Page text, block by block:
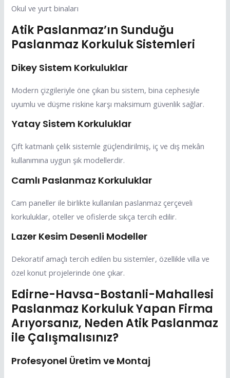
Okul ve yurt binaları
Atik Paslanmaz’ın Sunduğu
Paslanmaz Korkuluk Sistemleri
Dikey Sistem Korkuluklar
Modern çizgileriyle öne çıkan bu sistem, bina cephesiyle
uyumlu ve düşme riskine karşı maksimum güvenlik sağlar.
Yatay Sistem Korkuluklar
Çift katmanlı çelik sistemle güçlendirilmiş, iç ve dış mekân
kullanımına uygun şık modellerdir.
Camlı Paslanmaz Korkuluklar
Cam paneller ile birlikte kullanılan paslanmaz çerçeveli
korkuluklar, oteller ve ofislerde sıkça tercih edilir.
Lazer Kesim Desenli Modeller
Dekoratif amaçlı tercih edilen bu sistemler, özellikle villa ve
özel konut projelerinde öne çıkar.
Edirne-Havsa-Bostanli-Mahallesi
Paslanmaz Korkuluk Yapan Firma
Arıyorsanız, Neden Atik Paslanmaz
ile Çalışmalısınız?
Profesyonel Üretim ve Montaj